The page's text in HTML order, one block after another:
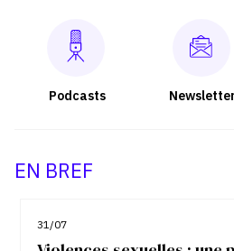
Podcasts Newsletter
EN BREF
31/07